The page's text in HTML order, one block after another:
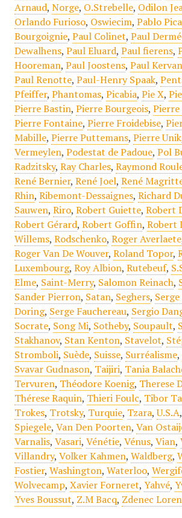
Arnaud, Norge, O.Strebelle, Odilon
Orlando Furioso, Oswiecim, Pablo
Bourgoignie, Paul Colinet, Paul
Dewalhens, Paul Eluard, Paul fierens,
Hooreman, Paul Joostens, Paul Kervan
Paul Renotte, Paul-Henry Spaak,
Pfeiffer, Phantomas, Picabia, Pie X,
Pierre Bastin, Pierre Bourgeois, Pierre
Pierre Fontaine, Pierre Froidebise,
Mabille, Pierre Puttemans, Pierre Unik
Vermeylen, Podestat de Padoue, Pol
Radzitsky, Ray Charles, Raymond
René Bernier, René Joel, René
Rhin, Ribemont-Dessaignes, Richard
Sauwen, Riro, Robert Guiette, Robert
Robert Gérard, Robert Goffin, Robert
Willems, Rodschenko, Roger Averlaete
Roger Van De Wouver, Roland Topor,
Luxembourg, Roy Albion, Rutebeuf,
Elme, Saint-Merry, Salomon Reinach,
Sander Pierron, Satan, Seghers,
Doring, Serge Fauchereau, Sergio
Socrate, Song Mi, Sotheby, Soupault,
Stakhanov, Stan Kenton, Stavelot,
Stromboli, Suède, Suisse, Surréalisme,
Svavar Gudnason, Taijiri, Tania
Tervuren, Théodore Koenig, Therese
Thérese Raquin, Thieri Foulc, Tibor
Trokes, Trotsky, Turquie, Tzara,U.S.A
Spiegele, Van Den Poorten, Van
Varnalis, Vasari, Vénétie, Vénus, Vian,
Villandry, Volker Kahmen, Waldberg,
Fostier, Washington, Waterloo,
Wolvecamp, Xavier Forneret, Yahvé,
Yves Boussut, Z.M Bacq, Zdenec